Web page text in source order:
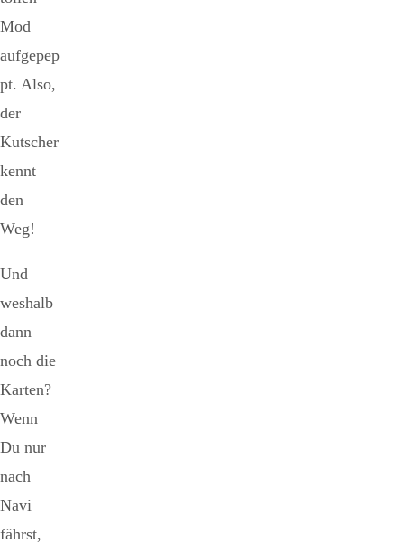
Mod
aufgepep
pt. Also,
der
Kutscher
kennt
den
Weg!
Und
weshalb
dann
noch die
Karten?
Wenn
Du nur
nach
Navi
fährst,